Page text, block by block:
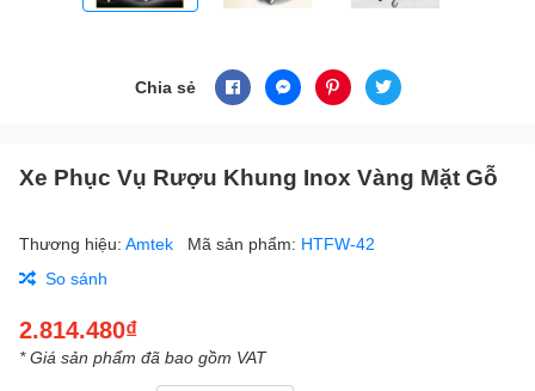
Chia sẻ
Xe Phục Vụ Rượu Khung Inox Vàng Mặt Gỗ
Thương hiệu: Amtek Mã sản phẩm: HTFW-42
So sánh
2.814.480₫
* Giá sản phẩm đã bao gồm VAT